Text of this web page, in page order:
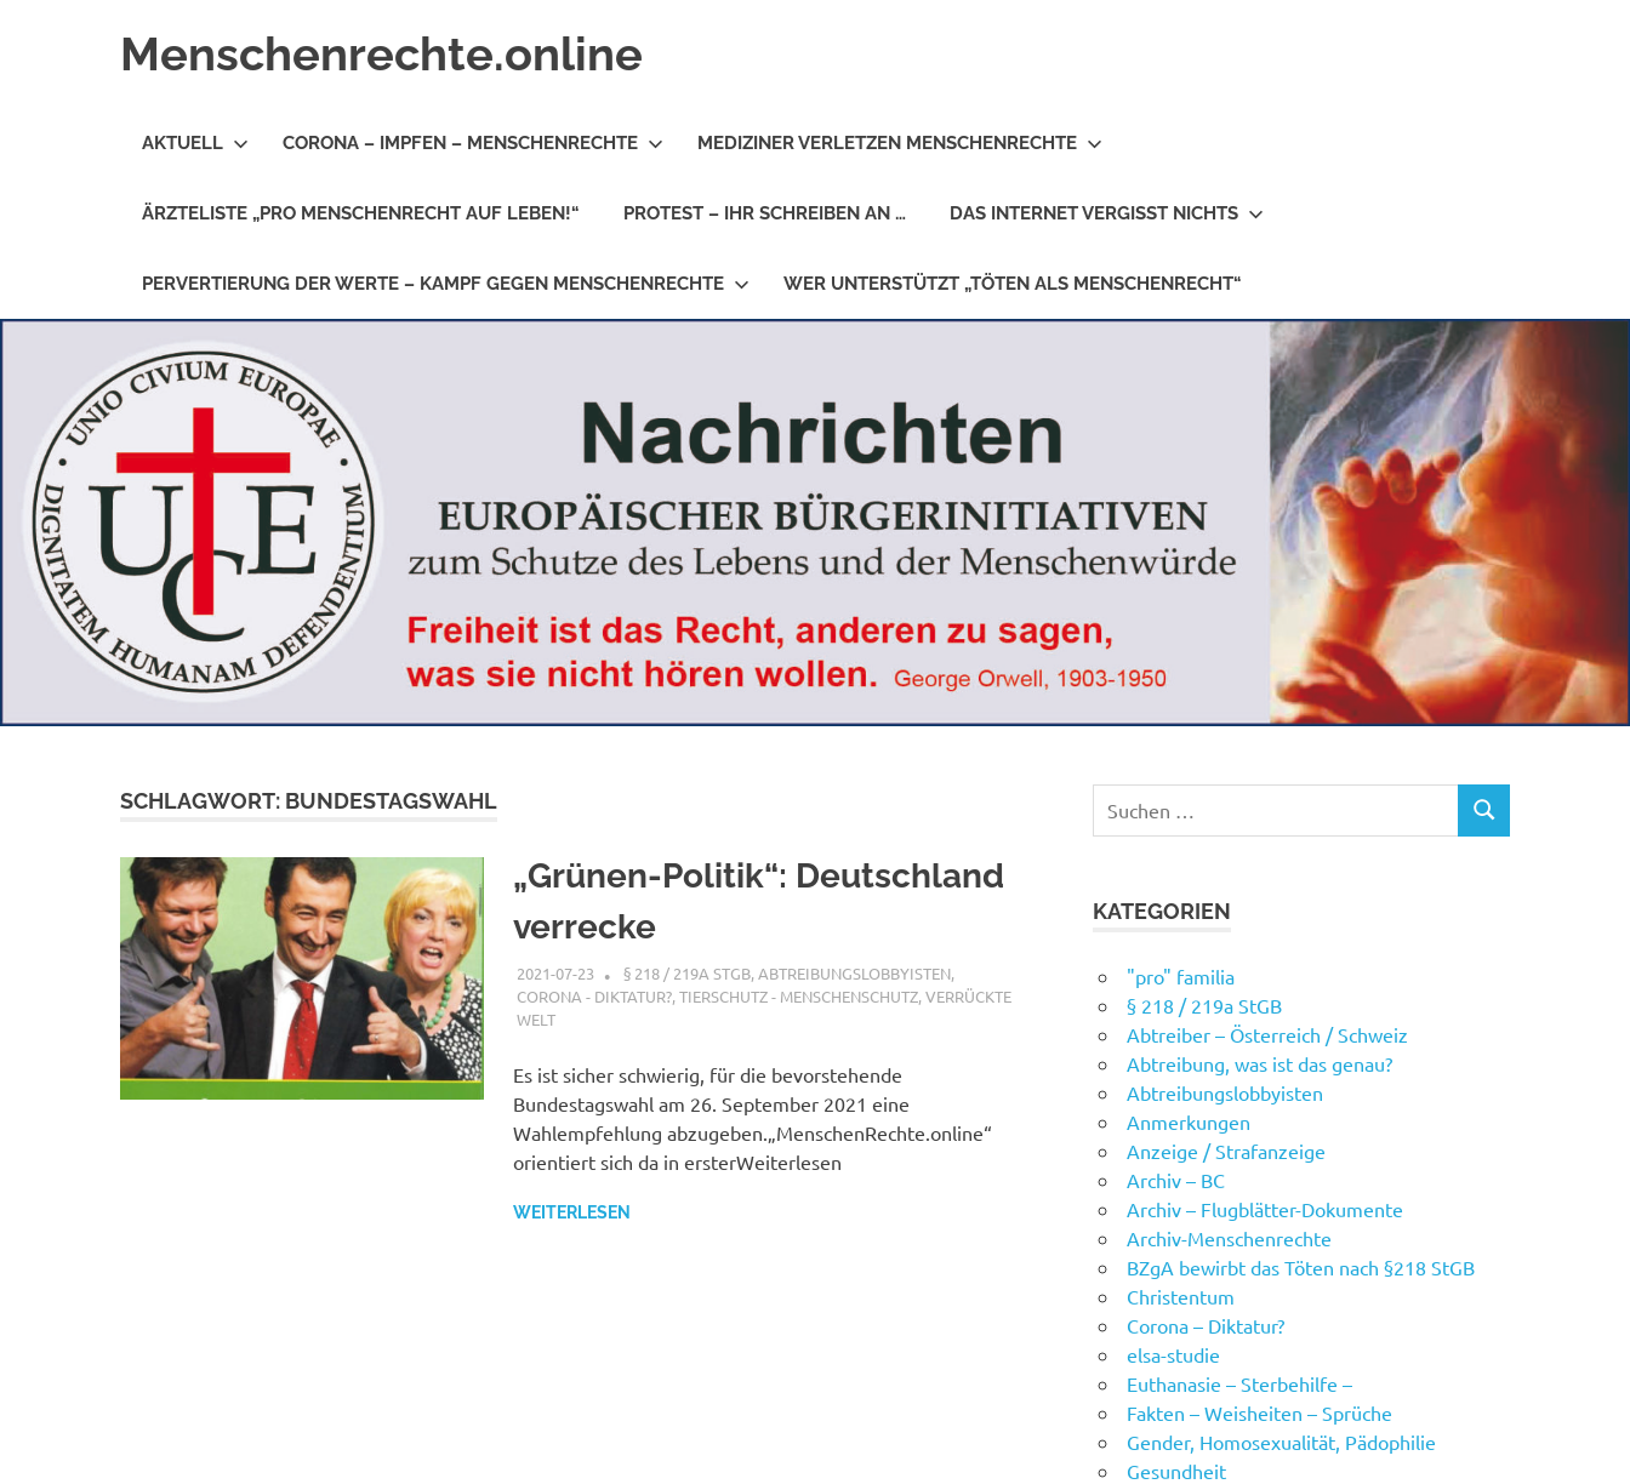
Menschenrechte.online
alle
Geborene
AKTUELL CORONA – IMPFEN – MENSCHENRECHTE MEDIZINER VERLETZEN MENSCHENRECHTE
ÄRZTELISTE „PRO MENSCHENRECHT AUF LEBEN!“ PROTEST – IHR SCHREIBEN AN … DAS INTERNET VERGISST NICHTS
PERVERTIERUNG DER WERTE – KAMPF GEGEN MENSCHENRECHTE WER UNTERSTÜTZT „TÖTEN ALS MENSCHENRECHT“
SCHLAGWORT: BUNDESTAGSWAHL
„Grünen-Politik“: Deutschland
verrecke
2021-07-23 XX
§ 218 / 219A STGB,ABTREIBUNGSLOBBYISTEN,
CORONA - DIKTATUR?,TIERSCHUTZ - MENSCHENSCHUTZ,VERRÜCKTE
WELT
Es ist sicher schwierig, für die bevorstehende
Bundestagswahl am 26. September 2021 eine
Wahlempfehlung abzugeben.„MenschenRechte.online“
orientiert sich da in ersterWeiterlesen
WEITERLESEN
Suchen
SUCHEN
KATEGORIEN
"pro" familia
§ 218 / 219a StGB
Abtreiber – Österreich / Schweiz
Abtreibung, was ist das genau?
Abtreibungslobbyisten
Anmerkungen
Anzeige / Strafanzeige
Archiv – BC
Archiv – Flugblätter-Dokumente
Archiv-Menschenrechte
BZgA bewirbt das Töten nach §218 StGB
Christentum
Corona – Diktatur?
elsa-studie
Euthanasie – Sterbehilfe –
Fakten – Weisheiten – Sprüche
Gender, Homosexualität, Pädophilie
Gesundheit